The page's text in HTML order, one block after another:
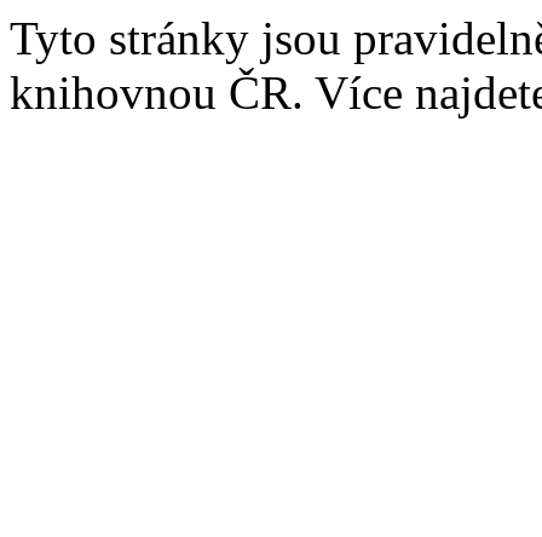
Tyto stránky jsou
knihovnou ČR. Více